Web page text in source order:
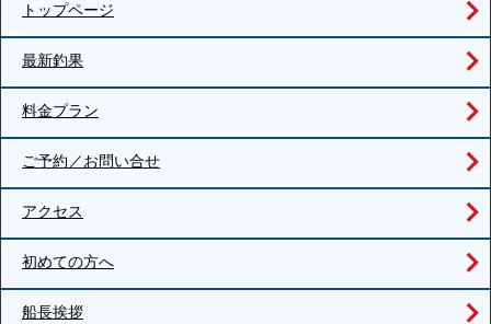
トップページ
最新釣果
料金プラン
ご予約／お問い合せ
アクセス
初めての方へ
船長挨拶